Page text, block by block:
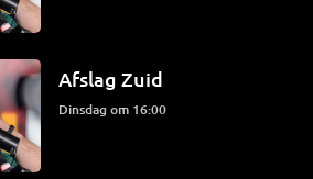
Afslag Zuid
dinsdag om 16:00